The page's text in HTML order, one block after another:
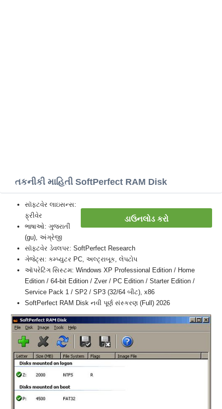
તકનીકી માહિતી SoftPerfect RAM Disk
ડાઉનલોડ કરો
સૉફ્ટવેર લાઇસન્સ:
ફ્રીવેર
ભાષાઓ: ગુજરાતીં
(gu), અંગ્રેજી
સૉફ્ટવેર ડેવલપર: SoftPerfect Research
ગેજેટ્સ: કમ્પ્યુટર PC, અલ્ટ્રાબૂક, લેપટોપ
ઑપરેટિંગ સિસ્ટમ: Windows XP Professional Edition / Home
Edition / 64-bit Edition / Zver / PC Edition / Starter Edition /
Service Pack 1 / SP2 / SP3 (32/64 બીટ), x86
SoftPerfect RAM Disk નવી પૂર્ણ સંસ્કરણ (Full) 2026